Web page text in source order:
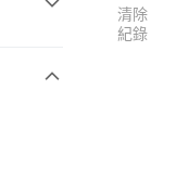
清除
紀錄